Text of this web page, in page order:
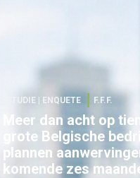
STUDIE | ENQUETE F.F.F.
Meer dan acht op
grote Belgische
plannen
komende zes